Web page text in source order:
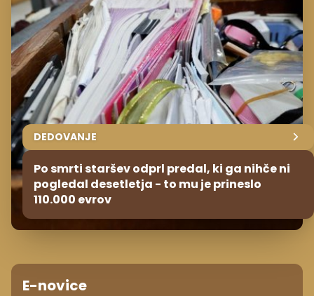
DEDOVANJE
Po smrti staršev odprl predal, ki ga nihče ni
pogledal desetletja - to mu je prineslo
110.000 evrov
E-novice